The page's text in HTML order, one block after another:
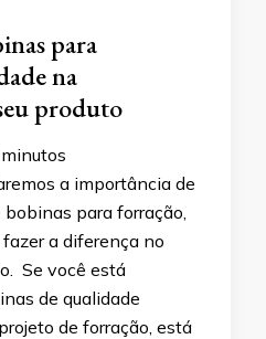
para
na
produto
minutos
a importância de
para forração,
a diferença no
Se você está
de qualidade
de forração, está